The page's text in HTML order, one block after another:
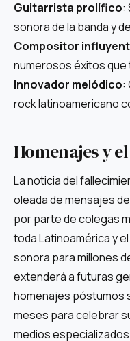
Guitarrista prolífico:
sonora de la banda y
Compositor
numerosos éxitos
Innovador melódico:
rock latinoamericano
Homenajes y
La noticia del
oleada de mensajes
por parte de colegas
toda Latinoamérica y
sonora para millones
extenderá a futuras
homenajes póstumos
meses para celebrar
medios